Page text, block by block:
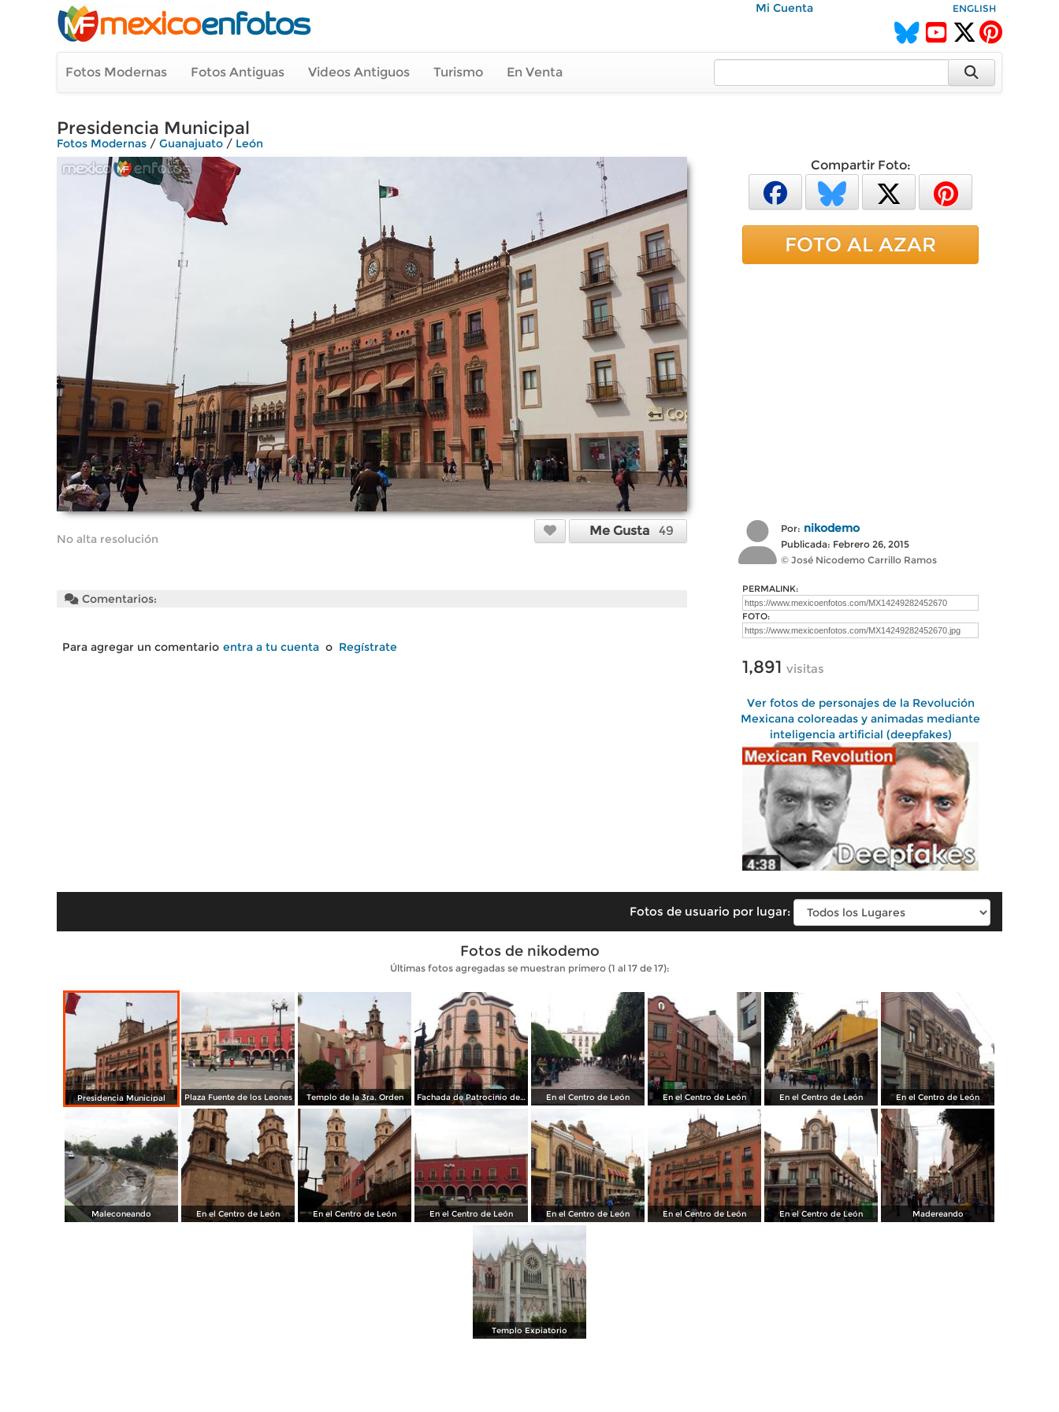
Mi Cuenta ENGLISH
Fotos Modernas Fotos Antiguas Videos Antiguos Turismo En Venta
Presidencia Municipal
Fotos Modernas / Guanajuato / León
No alta resolución
Me Gusta 49
Comentarios:
Para agregar un comentario entra a tu cuenta o Regístrate
Compartir Foto:
FOTO AL AZAR
Por: nikodemo
Publicada: Febrero 26, 2015
© José Nicodemo Carrillo Ramos
PERMALINK:
FOTO:
1,891 visitas
Ver fotos de personajes de la Revolución
Mexicana coloreadas y animadas mediante
inteligencia artificial (deepfakes)
Fotos de usuario por lugar:
Fotos de nikodemo
Últimas fotos agregadas se muestran primero (1 al 17 de 17):
Presidencia Municipal Plaza Fuente de los Leones Templo de la 3ra. Orden Fachada de Patrocinio de María En el Centro de León En el Centro de León En el Centro de León En el Centro de León
Maleconeando En el Centro de León En el Centro de León En el Centro de León En el Centro de León En el Centro de León En el Centro de León Madereando
Templo Expiatorio